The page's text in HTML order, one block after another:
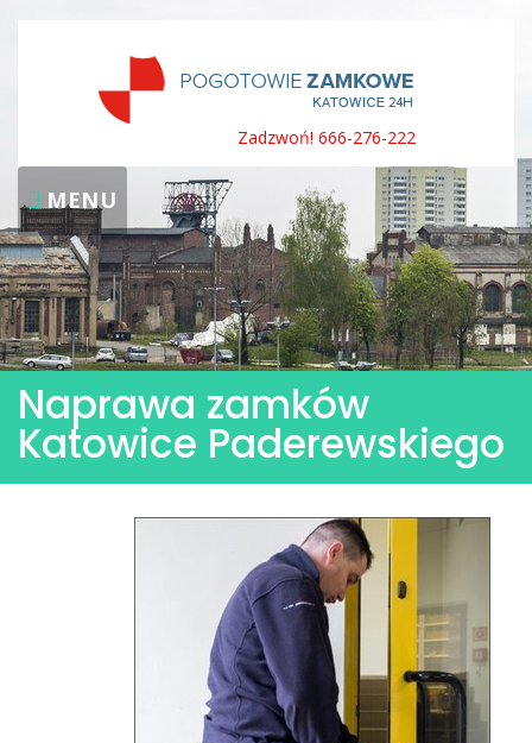
Zadzwoń! 666-276-222
MENU
Naprawa zamków
Katowice Paderewskiego
Naprawa